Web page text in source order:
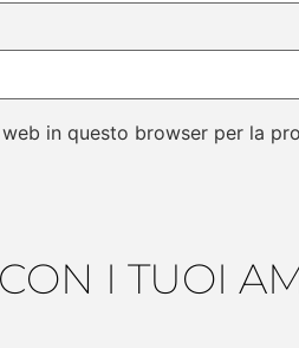
in questo browser per la
I TUOI